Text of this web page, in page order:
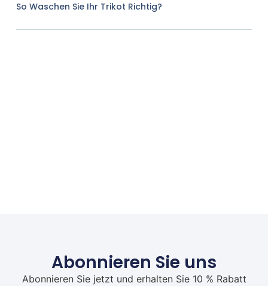
So Waschen Sie Ihr Trikot Richtig?
Abonnieren Sie uns
Abonnieren Sie jetzt und erhalten Sie 10 % Rabatt